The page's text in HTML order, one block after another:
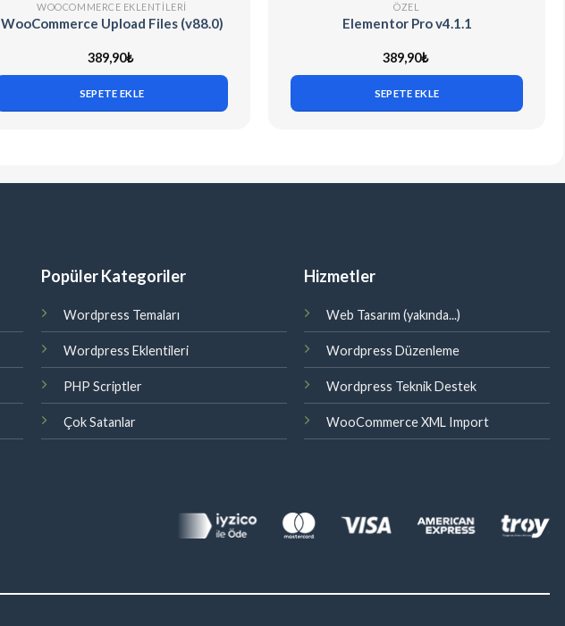
WOOCOMMERCE EKLENTILERI
WooCommerce Upload Files (v88.0)
389,90₺
SEPETE EKLE
ÖZEL
Elementor Pro v4.1.1
389,90₺
SEPETE EKLE
Popüler Kategoriler
Wordpress Temaları
Wordpress Eklentileri
PHP Scriptler
Çok Satanlar
Hizmetler
Web Tasarım (yakında...)
Wordpress Düzenleme
Wordpress Teknik Destek
WooCommerce XML Import